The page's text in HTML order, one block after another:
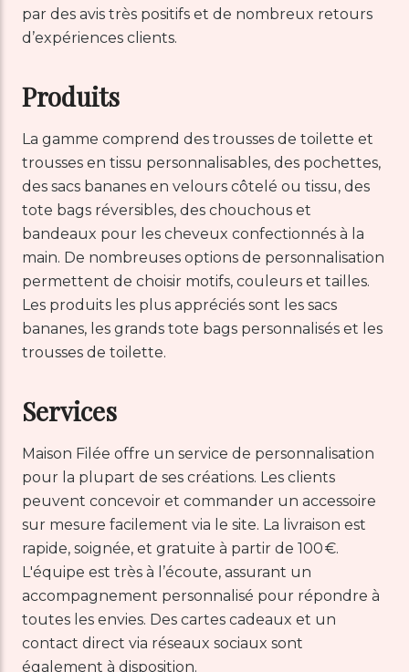
par des avis très positifs et de nombreux retours
d’expériences clients.
Produits
La gamme comprend des trousses de toilette et
trousses en tissu personnalisables, des pochettes,
des sacs bananes en velours côtelé ou tissu, des
tote bags réversibles, des chouchous et
bandeaux pour les cheveux confectionnés à la
main. De nombreuses options de personnalisation
permettent de choisir motifs, couleurs et tailles.
Les produits les plus appréciés sont les sacs
bananes, les grands tote bags personnalisés et les
trousses de toilette.
Services
Maison Filée offre un service de personnalisation
pour la plupart de ses créations. Les clients
peuvent concevoir et commander un accessoire
sur mesure facilement via le site. La livraison est
rapide, soignée, et gratuite à partir de 100 €.
L'équipe est très à l’écoute, assurant un
accompagnement personnalisé pour répondre à
toutes les envies. Des cartes cadeaux et un
contact direct via réseaux sociaux sont
également à disposition.